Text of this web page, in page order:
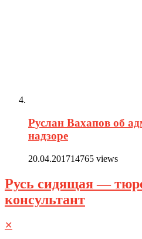
Руслан Вахапов об
надзоре
20.04.201714765 views
Русь сидящая —
консультант
✕